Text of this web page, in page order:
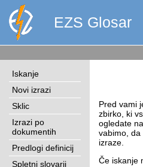
EZS Glosar
Iskanje
Novi izrazi
Sklic
Izrazi po
dokumentih
Predlogi definicij
Spletni slovarji
Pred vami
zbirko, ki
ogledate
vabimo, da
izraze.
Če iskanje